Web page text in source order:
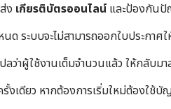
ง เกียรติบัตรออนไลน์ และป้องกัน
ด ระบบจะไม่สามารถออกใบประกาศ
ปลว่าผู้ใช้งานเต็มจำนวนแล้ว ให้กลับม
งเดียว หากต้องการเริ่มใหม่ต้องใช้